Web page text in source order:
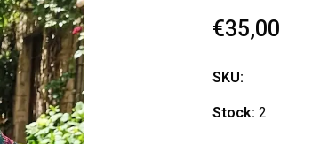
€35,00
SKU:
Stock: 2